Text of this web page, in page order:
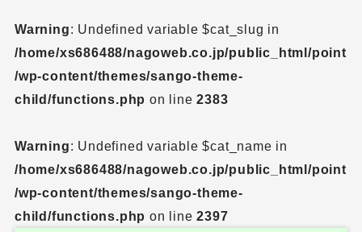
Warning: Undefined variable $cat_slug in
/home/xs686488/nagoweb.co.jp/public_html/point
/wp-content/themes/sango-theme-
child/functions.php on line2383
Warning: Undefined variable $cat_name in
/home/xs686488/nagoweb.co.jp/public_html/point
/wp-content/themes/sango-theme-
child/functions.php on line2397